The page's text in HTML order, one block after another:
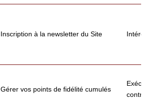
Inscription à la newsletter du Site
Gérer vos points de fidélité cumulés